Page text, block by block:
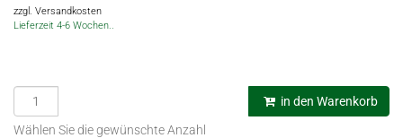
zzgl. Versandkosten
Lieferzeit 4-6 Wochen..
in den Warenkorb
Wählen Sie die gewünschte Anzahl